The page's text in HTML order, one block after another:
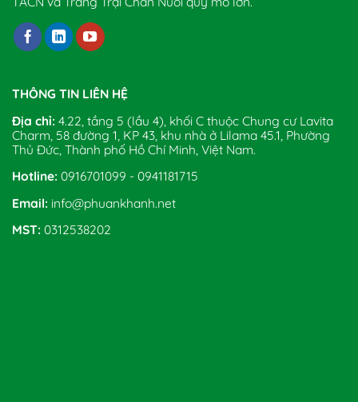
THÔNG TIN LIÊN HỆ
Địa chỉ: 4.22, tầng 5 (lầu 4), khối C thuộc Chung cư Lavita
Charm, 58 đường 1, KP 43, khu nhà ở Lilama 45.1, Phường
Thủ Đức, Thành phố Hồ Chí Minh, Việt Nam.
Hotline: 0916701099 - 0941181715
Email: info@phuankhanh.net
MST: 0312538202